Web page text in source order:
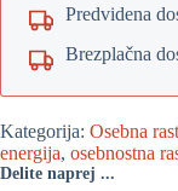
Predvidena
Brezplačna
Kategorija: Osebna rast
energija, osebnostna
Delite naprej ...